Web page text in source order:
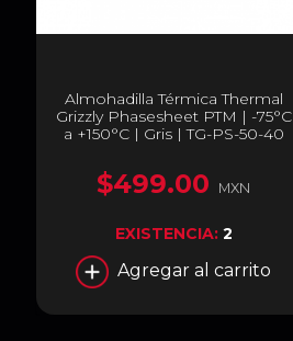
Almohadilla Térmica Thermal
Grizzly Phasesheet PTM | -75°C
a +150°C | Gris | TG-PS-50-40
$499.00 MXN
EXISTENCIA: 2
Agregar al carrito